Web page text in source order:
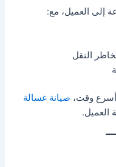
إلى العميل، مع:
النقل
وقت، صيانة غسالة
العميل.